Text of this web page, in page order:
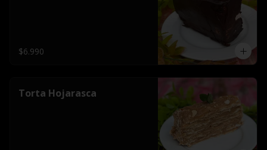
$6.990
Torta Hojarasca